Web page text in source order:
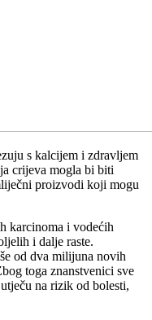
s kalcijem i zdravljem
crijeva mogla bi biti
proizvodi koji mogu
karcinoma i vodećih
i dalje raste.
od dva milijuna novih
toga znanstvenici sve
na rizik od bolesti,